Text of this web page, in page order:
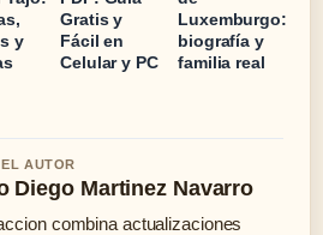
y
Gratis y
Fácil en
Celular y PC
Luxemburgo:
biografía y
familia real
AUTOR
Diego Martinez Navarro
combina actualizaciones